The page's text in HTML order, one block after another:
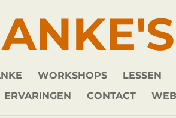
ANKE'S
WORKSHOPS LESSEN
ERVARINGEN
CONTACT